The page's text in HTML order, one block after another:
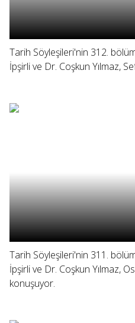
Tarih Söyleşileri'nin 312.
İpşirli ve Dr. Coşkun Yılmaz,
Tarih Söyleşileri'nin 311.
İpşirli ve Dr. Coşkun Yılmaz,
konuşuyor.